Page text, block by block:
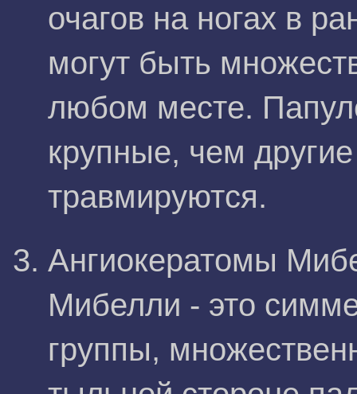
очагов на ногах в
могут быть
любом месте.
крупные, чем
травмируются.
Ангиокератомы
Мибелли - это
группы,